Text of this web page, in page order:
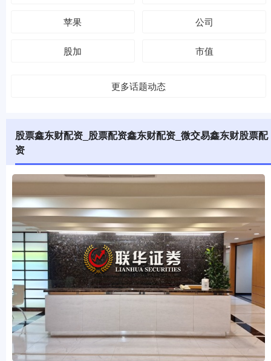
苹果 公司
股加 市值
更多话题动态
股票鑫东财配资_股票配资鑫东财配资_微交易鑫东财股票配
资